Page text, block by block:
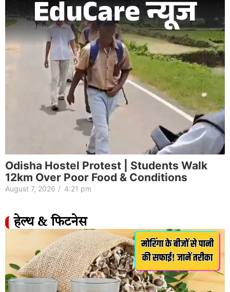
Odisha Hostel Protest | Students Walk
12km Over Poor Food & Conditions
August 7, 2026 / 4:21 pm
हेल्थ & फिटनेस